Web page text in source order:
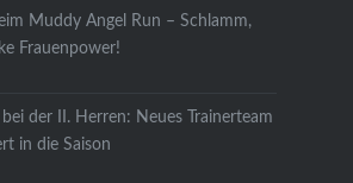
Muddy Angel Run – Schlamm,
Frauenpower!
der II. Herren: Neues Trainerteam
in die Saison